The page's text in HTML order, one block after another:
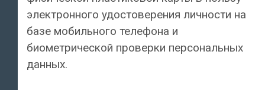
электронного удостоверения личности на
базе мобильного телефона и
биометрической проверки персональных
данных.